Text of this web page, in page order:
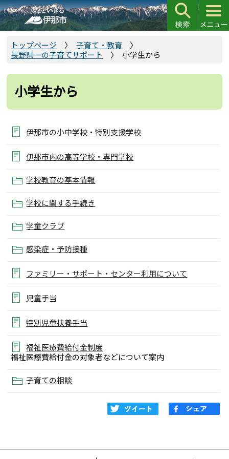
こ
の
ペ
で
トップページ
子育て・教育
長野県一の子育てサポート
小学生から
小学生から
伊那市の小中学校・特別支援学校
伊那市内の高等学校・専門学校
学校教育の基本情報
学校に関する手続き
学童クラブ
感染症・予防接種
ファミリー・サポート・センター利用について
児童手当
特別児童扶養手当
福祉医療費給付金制度
福祉医療費給付金の対象者などについて案内
子育ての相談